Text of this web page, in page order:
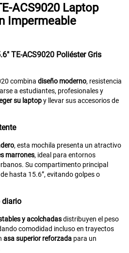
ACS9020 Laptop
Impermeable
TE-ACS9020 Poliéster Gris
combina diseño moderno, resistencia
a estudiantes, profesionales y
su laptopy llevar sus accesorios de
, esta mochila presenta un atractivo
marrones, ideal para entornos
Su compartimento principal
hasta 15.6”, evitando golpes o
diario
y acolchadasdistribuyen el peso
comodidad incluso en trayectos
asa superior reforzada para un